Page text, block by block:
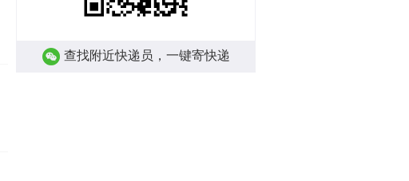
查找附近快递员，一键寄快递